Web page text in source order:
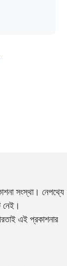
সংস্থা। নেপথ্যে
নেই।
এই প্রকাশনার